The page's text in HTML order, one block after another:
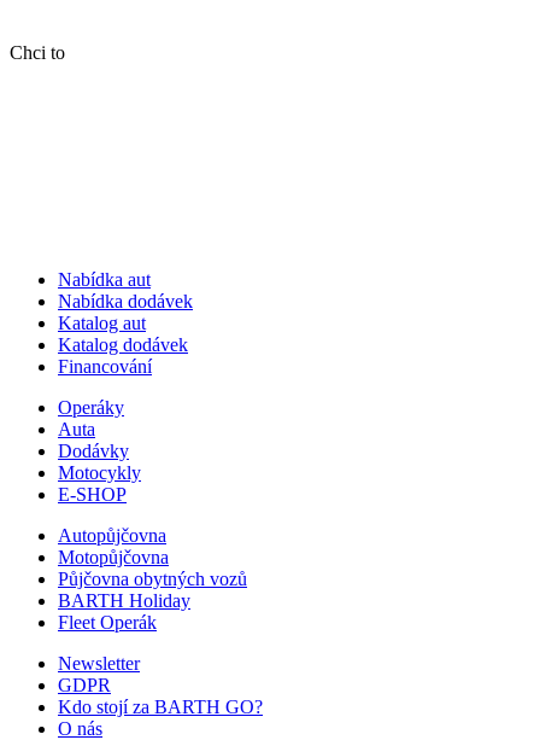
Chci to
Nabídka aut
Nabídka dodávek
Katalog aut
Katalog dodávek
Financování
Operáky
Auta
Dodávky
Motocykly
E-SHOP
Autopůjčovna
Motopůjčovna
Půjčovna obytných vozů
BARTH Holiday
Fleet Operák
Newsletter
GDPR
Kdo stojí za BARTH GO?
O nás